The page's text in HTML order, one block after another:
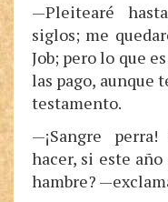
—Pleitearé
siglos; me
Job; pero lo que
las pago, aunque
testamento.
—¡Sangre
hacer, si este
hambre?